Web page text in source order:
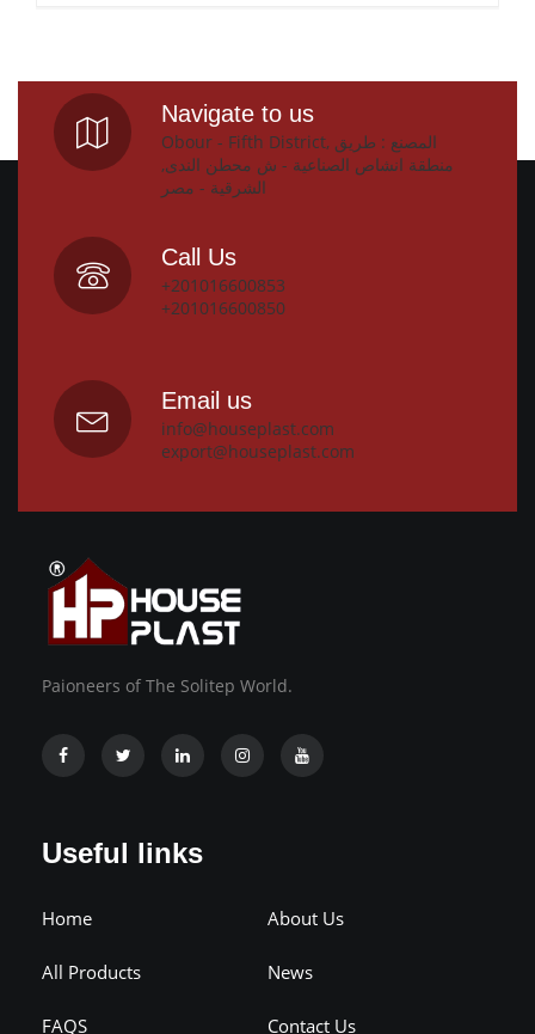
Navigate to us
Obour - Fifth District, المصنع : طريق
منطقة انشاص الصناعية - ش محطن الندى,
الشرقية - مصر
Call Us
+201016600853
+201016600850
Email us
info@houseplast.com
export@houseplast.com
Paioneers of The Solitep World.
Useful links
Home About Us
All Products News
FAQS Contact Us